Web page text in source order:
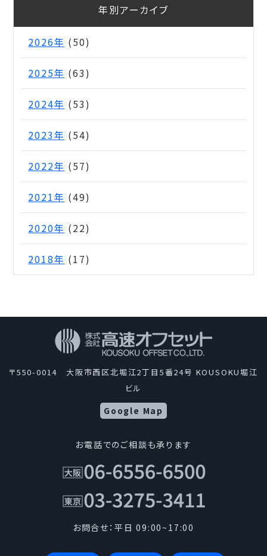
年別アーカイブ
2026年 (50)
2025年 (63)
2024年 (53)
2023年 (54)
2022年 (57)
2021年 (49)
2020年 (22)
2018年 (17)
〒550-0014 大阪市西区北堀江2丁目5番24号 KOUSOKU堀江
ビル
Google Map
お電話でのご相談も承ります
お問合せ：平日 09:00~17:00